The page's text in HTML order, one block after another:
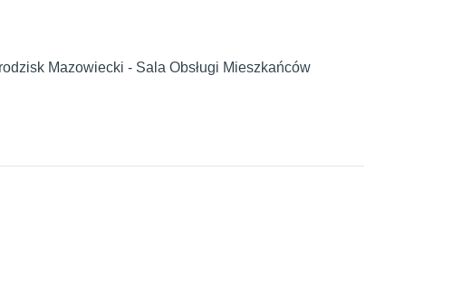
Mazowiecki - Sala Obsługi Mieszkańców